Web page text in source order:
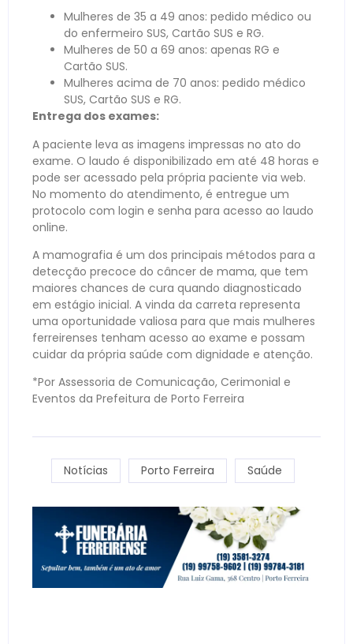
Mulheres de 35 a 49 anos: pedido médico ou
do enfermeiro SUS, Cartão SUS e RG.
Mulheres de 50 a 69 anos: apenas RG e
Cartão SUS.
Mulheres acima de 70 anos: pedido médico
SUS, Cartão SUS e RG.
Entrega dos exames:
A paciente leva as imagens impressas no ato do
exame. O laudo é disponibilizado em até 48 horas e
pode ser acessado pela própria paciente via web.
No momento do atendimento, é entregue um
protocolo com login e senha para acesso ao laudo
online.
A mamografia é um dos principais métodos para a
detecção precoce do câncer de mama, que tem
maiores chances de cura quando diagnosticado
em estágio inicial. A vinda da carreta representa
uma oportunidade valiosa para que mais mulheres
ferreirenses tenham acesso ao exame e possam
cuidar da própria saúde com dignidade e atenção.
*Por Assessoria de Comunicação, Cerimonial e
Eventos da Prefeitura de Porto Ferreira
Notícias Porto Ferreira Saúde